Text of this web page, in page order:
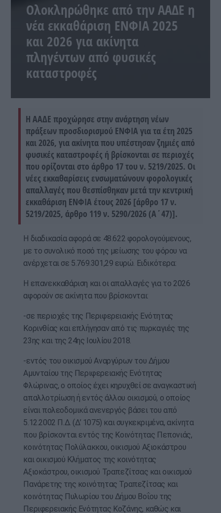
Ολοκληρώθηκε από την ΑΑΔΕ η
νέα εκκαθάριση ΕΝΦΙΑ 2025
και 2026 για ακίνητα
πληγέντων από φυσικές
καταστροφές
Η ΑΑΔΕ προχώρησε στην ανάρτηση νέων
πράξεων προσδιορισμού ΕΝΦΙΑ για τα έτη 2025
και 2026, για ακίνητα που υπέστησαν ζημιές από
φυσικές καταστροφές ή βρίσκονται σε περιοχές
που ορίζονται στο άρθρο 17 του ν. 5219/2025. Οι
νέες εκκαθαρίσεις ενσωματώνουν φορολογικές
απαλλαγές που θεσπίσθηκαν μετά την κεντρική
εκκαθάριση ΕΝΦΙΑ έτους 2026 [άρθρο 17 ν.
5219/2025, άρθρο 119 ν. 5290/2026 (A΄47)].
Η διαδικασία αφορά σε 48.622 φορολογούμενους,
με το συνολικό ποσό της μείωσης του φόρου να
ανέρχεται σε 5.769.301,29 ευρώ. Ειδικότερα:
Η επανεκκαθάριση και οι απαλλαγές για το 2026
αφορούν σε ακίνητα που βρίσκονται:
-σε περιοχές της Περιφερειακής Ενότητας
Κορινθίας και επλήγησαν από τις πυρκαγιές της
23ης και της 24ης Ιουλίου 2018.
-εντός του οικισμού Αναργύρων του Δήμου
Αμυνταίου της Περιφερειακής Ενότητας
Φλώρινας, ο οποίος έχει κηρυχθεί σε αναγκαστική
απαλλοτρίωση ή εντός άλλου οικισμού, ο οποίος
είναι πολεοδομικά ανενεργός βάσει του από
5.12.2002 Π.Δ. (Δ’ 1075) και συγκεκριμένα, ακίνητα
που βρίσκονται εντός της Κοινότητας Πεπονιάς,
κοινότητας Πολύλακκου, οικισμού Αξιοκάστρου
και οικισμού Κλήματος της κοινότητας
Αξιοκάστρου, οικισμού Τραπεζίτσας και οικισμού
Πανάρετης της κοινότητας Τραπεζίτσας και
κοινότητας Πυλωρίου του Δήμου Βοΐου της
Περιφερειακής Ενότητας Κοζάνης, καθώς και